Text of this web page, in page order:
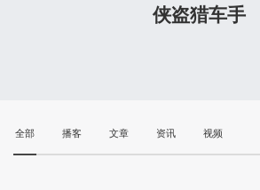
侠盗猎车手
全部 播客 文章 资讯 视频